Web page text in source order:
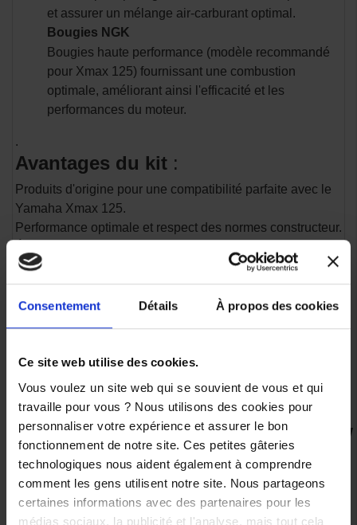
Consentement Détails À propos des cookies
Ce site web utilise des cookies.
Vous voulez un site web qui se souvient de vous et qui
travaille pour vous ? Nous utilisons des cookies pour
personnaliser votre expérience et assurer le bon
fonctionnement de notre site. Ces petites gâteries
technologiques nous aident également à comprendre
comment les gens utilisent notre site. Nous partageons
certaines informations avec des partenaires pour les
médias sociaux, la publicité et l'analyse, mais tout cela
et assurer un mélange air-carburant optimal.
Bougies NGK
Bougies haute performance (modèle recommandé
pour Xmax 125) fournissant une combustion
optimale, améliorant ainsi l'efficacité et les
performances du moteur.
.
Avantages du kit :
Produits d'origine pour une compatibilité parfaite avec le
Yamaha Xmax 125.
Performance optimale et respect des normes constructeur.
l'entretien.
Compatibilité:
Disponible pour différents modèles de Yamaha. Vérifiez
l'année de votre véhicule et le modèle exact avant l'achat.
Yamaha Xmax 125 de manière autonome tout en utilisant
des produits recommandés par le constructeur.
VOUS AIMEREZ AUSSI